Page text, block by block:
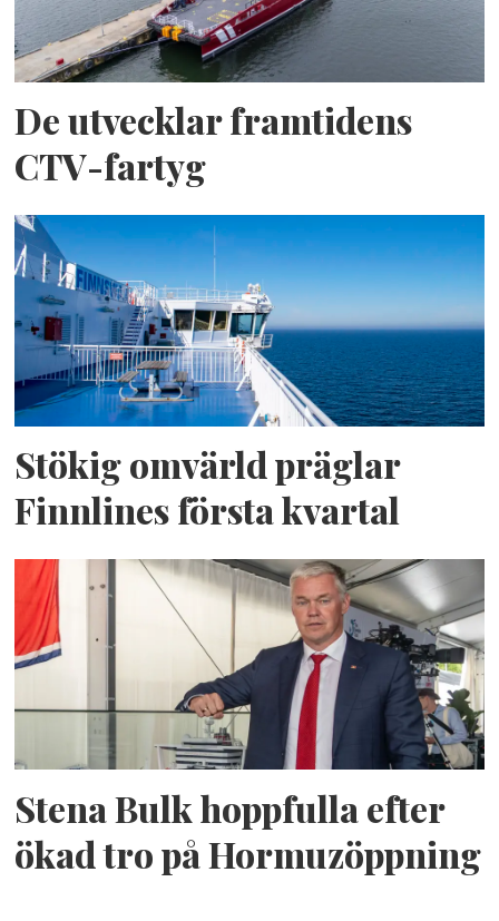
De utvecklar framtidens
CTV-fartyg
Stökig omvärld präglar
Finnlines första kvartal
Stena Bulk hoppfulla efter
ökad tro på Hormuzöppning